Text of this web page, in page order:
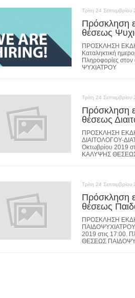
Τρίτη 24 Σεπτεμβρίου
Πρόσκληση
θέσεως
ΠΡΟΣΚΛΗΣΗ
Καταληκτική
Πληροφορίες
ΨΥΧΙΑΤΡΟΥ
Τρίτη 24 Σεπτεμβρίου
Πρόσκληση
θέσεως
ΠΡΟΣΚΛΗΣΗ
ΔΙΑΙΤΟΛΟΓΟΥ-
Οκτωβρίου 2019
ΚΑΛΥΨΗΣ
Τρίτη 24 Σεπτεμβρίου
Πρόσκληση
θέσεως
ΠΡΟΣΚΛΗΣΗ
ΠΑΙΔΟΨΥΧΙΑΤΡΟΥ
2019 στις 17:00.
ΘΕΣΕΩΣ